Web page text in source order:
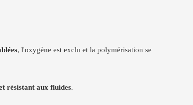
, l'oxygène est exclu et la polymérisation se
résistant aux fluides.